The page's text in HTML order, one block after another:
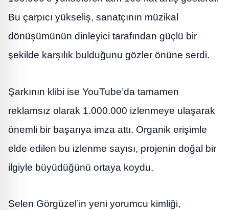
Bu çarpıcı yükseliş, sanatçının müzikal
dönüşümünün dinleyici tarafından güçlü bir
şekilde karşılık bulduğunu gözler önüne serdi.
Şarkının klibi ise YouTube’da tamamen
reklamsız olarak 1.000.000 izlenmeye ulaşarak
önemli bir başarıya imza attı. Organik erişimle
elde edilen bu izlenme sayısı, projenin doğal bir
ilgiyle büyüdüğünü ortaya koydu.
Selen Görgüzel’in yeni yorumcu kimliği,